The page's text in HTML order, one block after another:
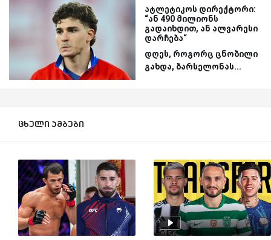
ატლეტიკოს დირექტორი:
“ან 490 მილიონს
გადაიხდით, ან ალვარესი
დარჩება“
დღეს, როგორც ცნობილი
გახდა, ბარსელონას...
ცხელი ამბები